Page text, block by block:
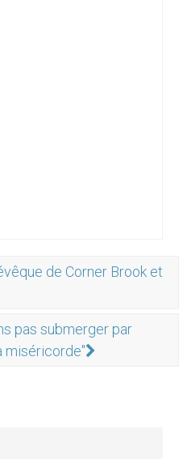
de Corner Brook et
pas submerger par
miséricorde"